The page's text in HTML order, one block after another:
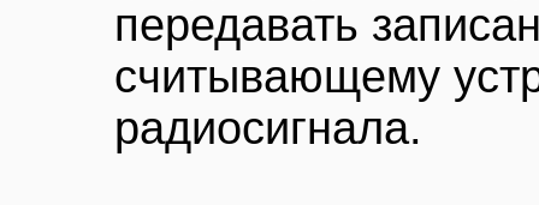
передавать
считывающему
радиосигнала.